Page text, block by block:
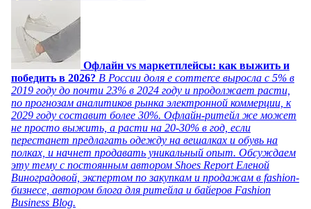
Офлайн vs маркетплейсы: как выжить и
победить в 2026? В России доля e commerce выросла с 5% в
2019 году до почти 23% в 2024 году и продолжает расти,
по прогнозам аналитиков рынка электронной коммерции, к
2029 году составит более 30%. Офлайн-ритейл же может
не просто выжить, а расти на 20-30% в год, если
перестанет предлагать одежду на вешалках и обувь на
полках, и начнет продавать уникальный опыт. Обсуждаем
эту тему с постоянным автором Shoes Report Еленой
Виноградовой, экспертом по закупкам и продажам в fashion-
бизнесе, автором блога для ритейла и байеров Fashion
Business Blog.